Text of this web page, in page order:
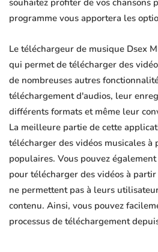
souhaitez profiter de vos chansons
programme vous apportera les
Le téléchargeur de musique Dsex
qui permet de télécharger des
de nombreuses autres
téléchargement d'audios, leur
différents formats et même leur
La meilleure partie de cette
télécharger des vidéos musicales à
populaires. Vous pouvez
pour télécharger des vidéos à
ne permettent pas à leurs
contenu. Ainsi, vous pouvez
processus de téléchargement